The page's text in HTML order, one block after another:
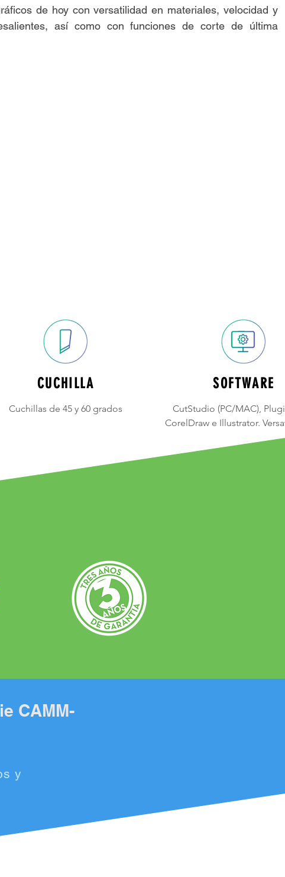
de hoy con versatilidad en materiales, velocidad y
así como con funciones de corte de última
CUCHILLA
Cuchillas de 45 y 60 grados
SOFTWARE
CutStudio (PC/MAC),
CorelDraw e Illustrator.
y
CAMM-